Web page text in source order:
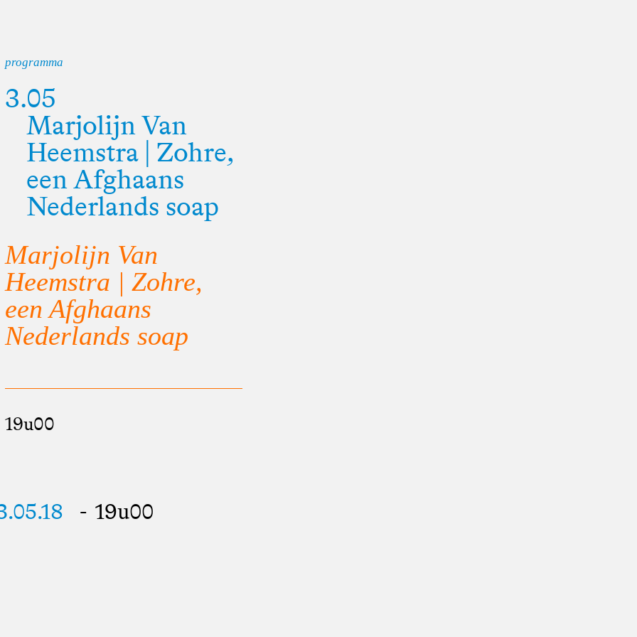
programma
3.05
Marjolijn Van
Heemstra | Zohre,
een Afghaans
Nederlands soap
Marjolijn Van
Heemstra | Zohre,
een Afghaans
Nederlands soap
19u00
- 19u00